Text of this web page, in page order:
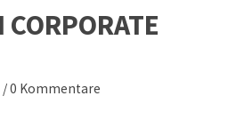
/0 Kommentare